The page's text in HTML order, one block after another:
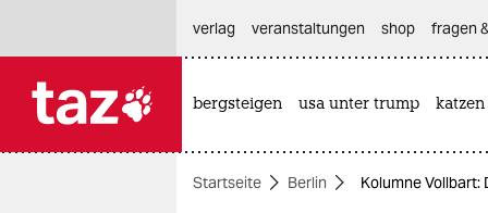
themen
verlag
veranstaltungen shop fragen
bergsteigen usa unter trump katzen
Startseite Berlin Kolumne Vollbart: